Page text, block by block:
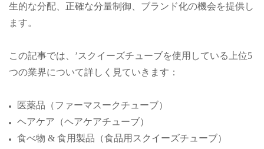
生的な分配、正確な分量制御、ブランド化の機会を提供し
ます。
この記事では、’スクイーズチューブを使用している上位5
つの業界について詳しく見ていきます：
医薬品（ファーマスークチューブ）
ヘアケア（ヘアケアチューブ）
食べ物 & 食用製品（食品用スクイーズチューブ）